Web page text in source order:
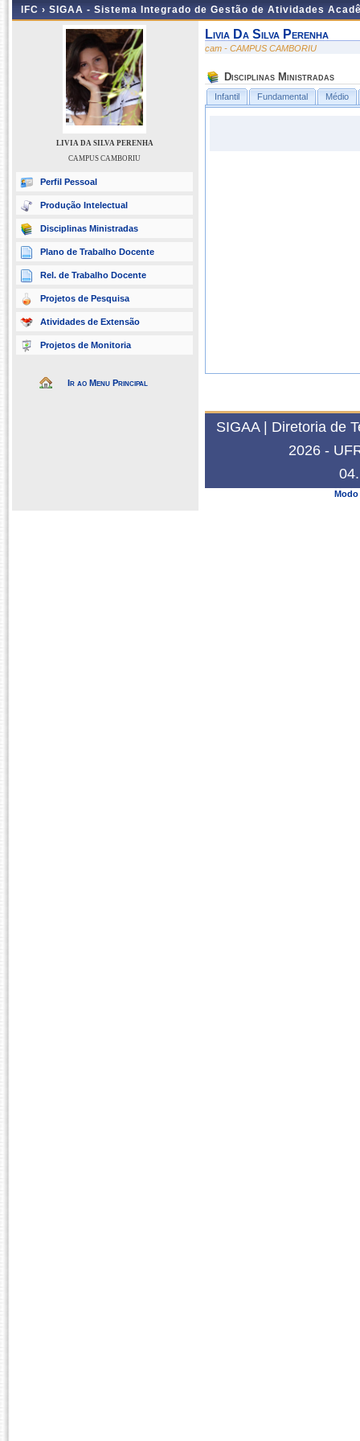
IFC › SIGAA - Sistema Integrado de Gestão de Atividades
LIVIA DA SILVA PERENHA
CAMPUS CAMBORIU
Perfil Pessoal
Produção Intelectual
Disciplinas Ministradas
Plano de Trabalho Docente
Rel. de Trabalho Docente
Projetos de Pesquisa
Atividades de Extensão
Projetos de Monitoria
Ir ao Menu Principal
Livia Da Silva Perenha
cam - CAMPUS CAMBORIU
Disciplinas Ministradas
Infantil Fundamental Médio
SIGAA | Diretoria de
2026 -
Modo